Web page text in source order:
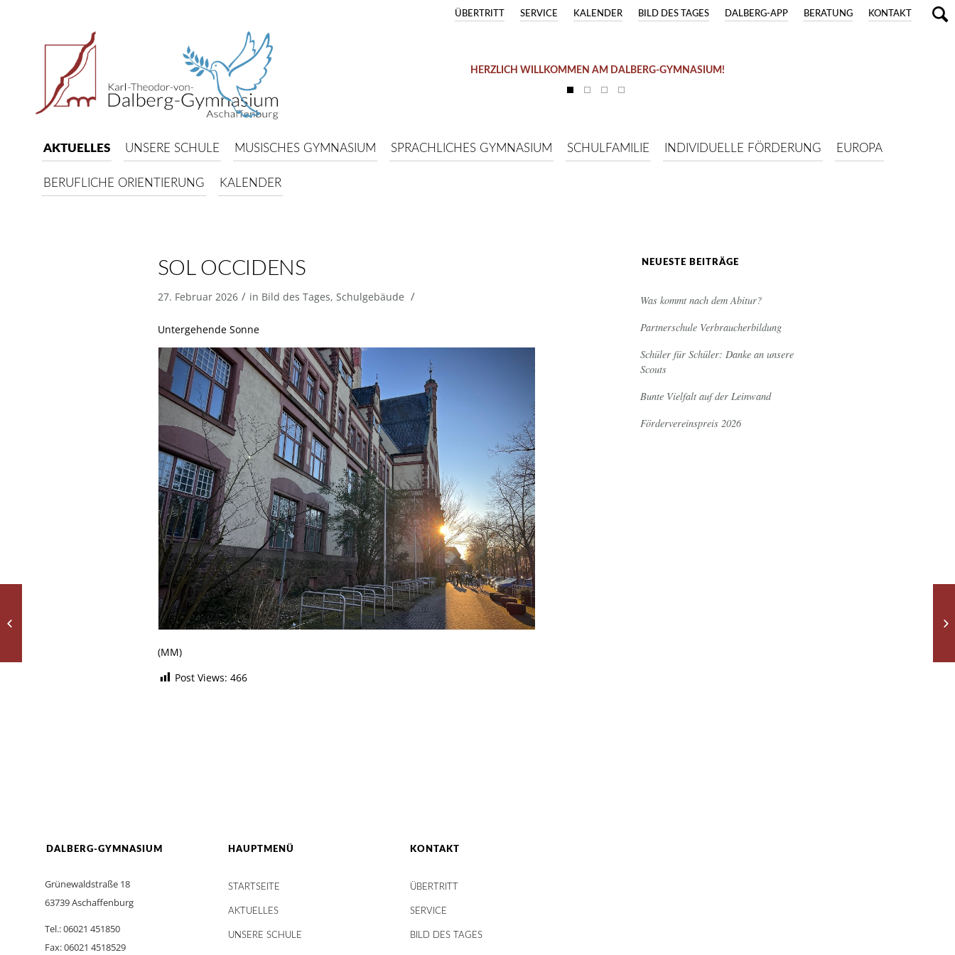
KONTAKT
BERATUNG
DALBERG-APP
BILD DES TAGES
KALENDER
SERVICE
ÜBERTRITT
HERZLICH WILLKOMMEN AM DALBERG-GYMNASIUM!
AKTUELLES UNSERE SCHULE MUSISCHES GYMNASIUM SPRACHLICHES GYMNASIUM SCHULFAMILIE INDIVIDUELLE FÖRDERUNG EUROPA
BERUFLICHE ORIENTIERUNG KALENDER
SOL OCCIDENS
27. Februar 2026 / in Bild des Tages, Schulgebäude /
Untergehende Sonne
(MM)
Post Views: 466
NEUESTE BEITRÄGE
Was kommt nach dem Abitur?
Partnerschule Verbraucherbildung
Schüler für Schüler: Danke an unsere
Scouts
Bunte Vielfalt auf der Leinwand
Fördervereinspreis 2026
DALBERG-GYMNASIUM
Grünewaldstraße 18
63739 Aschaffenburg
Tel.: 06021 451850
Fax: 06021 4518529
HAUPTMENÜ
STARTSEITE
AKTUELLES
UNSERE SCHULE
KONTAKT
ÜBERTRITT
SERVICE
BILD DES TAGES